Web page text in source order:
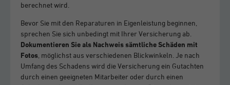
berechnet wird.
Bevor Sie mit den Reparaturen in Eigenleistung beginnen,
sprechen Sie sich unbedingt mit Ihrer Versicherung ab.
Dokumentieren Sie als Nachweis sämtliche Schäden mit
Fotos , möglichst aus verschiedenen Blickwinkeln. Je nach
Umfang des Schadens wird die Versicherung ein Gutachten
durch einen geeigneten Mitarbeiter oder durch einen